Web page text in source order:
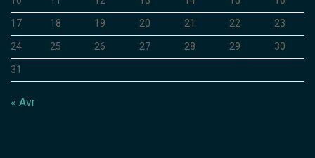
17
18 19 20 21 22
23
24
25 26 27 28 29
30
31
« Avr